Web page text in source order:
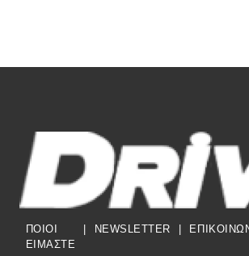
ΠΟΙΟΙ
ΕΙΜΑΣΤΕ
NEWSLETTER